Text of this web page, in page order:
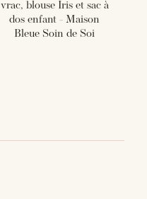
vrac, blouse Iris et sac à
dos enfant - Maison
Bleue Soin de Soi